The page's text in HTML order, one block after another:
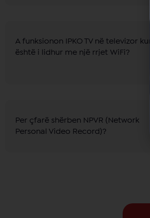
A funksionon IPKO TV në televizor kur
është i lidhur me një rrjet WiFi?
Per çfarë shërben NPVR (Network
Personal Video Record)?